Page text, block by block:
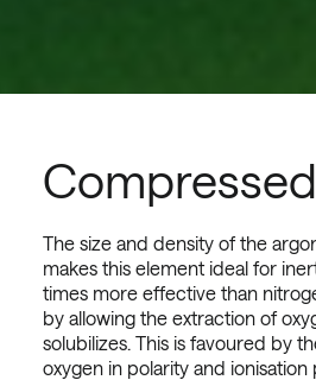
The size and density of the
makes this element ideal for
times more effective than
by allowing the extraction of
solubilizes. This is favoured by
oxygen in polarity and ionisation